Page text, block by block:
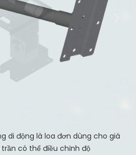
di động là loa đơn dùng cho giá
có thể điều chỉnh độ